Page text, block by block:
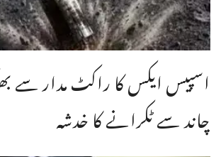
اسپیس ایکس کا راکٹ مدار سے
چاند سے ٹکرانے کا خدشہ